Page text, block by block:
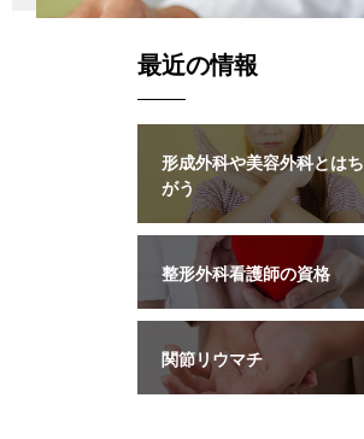
最近の情報
形成外科や美容外科とはち
がう
整形外科看護師の資格
関節リウマチ